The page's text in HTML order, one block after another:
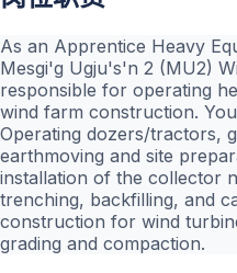
As an Apprentice Heavy
Mesgi'g Ugju's'n 2 (MU2)
responsible for operating
wind farm construction.
Operating dozers/tractors,
earthmoving and site
installation of the collector
trenching, backfilling, and
construction for wind
grading and compaction.